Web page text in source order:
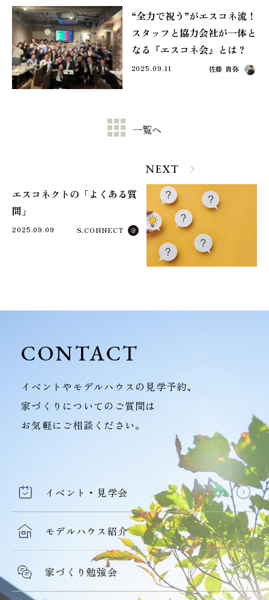
“全力で祝う”がエスコネ流！
スタッフと協力会社が一体と
なる『エスコネ会』とは？
2025.09.11 佐藤 貴弥
一覧へ
NEXT
エスコネクトの「よくある質
問」
2025.09.09 S.CONNECT
CONTACT
イベントやモデルハウスの見学予約、
家づくりについてのご質問は
お気軽にご相談ください。
イベント・見学会
モデルハウス紹介
家づくり勉強会